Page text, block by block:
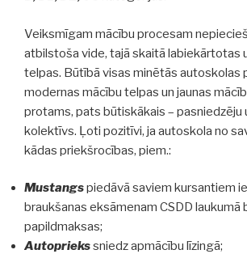
Veiksmīgam mācību procesam
atbilstoša vide, tajā skaitā labiekārtotas
telpas. Būtībā visas minētās autoskolas
modernas mācību telpas un jaunas
protams, pats būtiskākais – pasniedzēju
kolektīvs. Ļoti pozitīvi, ja autoskola no
kādas priekšrocības, piem.:
Mustangspiedāvā saviem kursantiem
braukšanas eksāmenam CSDD laukumā
papildmaksas;
Autopriekssniedz apmācību līzingā;